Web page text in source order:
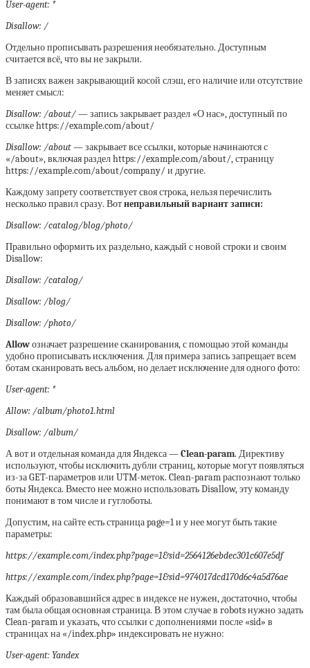
User-agent: *
Disallow: /
Отдельно прописывать разрешения необязательно. Доступным
считается всё, что вы не закрыли.
В записях важен закрывающий косой слэш, его наличие или отсутствие
меняет смысл:
Disallow: /about/— запись закрывает раздел «О нас», доступный по
ссылке https://example.com/about/
Disallow: /about— закрывает все ссылки, которые начинаются с
«/about», включая раздел https://example.com/about/, страницу
https://example.com/about/company/ и другие.
Каждому запрету соответствует своя строка, нельзя перечислить
несколько правил сразу. Вотнеправильный вариант записи:
Disallow: /catalog/blog/photo/
Правильно оформить их раздельно, каждый с новой строки и своим
Disallow:
Disallow: /catalog/
Disallow: /blog/
Disallow: /photo/
Allowозначает разрешение сканирования, с помощью этой команды
удобно прописывать исключения. Для примера запись запрещает всем
ботам сканировать весь альбом, но делает исключение для одного фото:
User-agent: *
Allow: /album/photo1.html
Disallow: /album/
А вот и отдельная команда для Яндекса —Clean-param. Директиву
используют, чтобы исключить дубли страниц, которые могут появляться
из-за GET-параметров или UTM-меток. Clean-param распознают только
боты Яндекса. Вместо нее можно использовать Disallow, эту команду
понимают в том числе и гуглоботы.
Допустим, на сайте есть страница page=1 и у нее могут быть такие
параметры:
https://example.com/index.php?page=1&sid=2564126ebdec301c607e5df
https://example.com/index.php?page=1&sid=974017dcd170d6c4a5d76ae
Каждый образовавшийся адрес в индексе не нужен, достаточно, чтобы
там была общая основная страница. В этом случае в robots нужно задать
Clean-param и указать, что ссылки с дополнениями после «sid» в
страницах на «/index.php» индексировать не нужно:
User-agent: Yandex